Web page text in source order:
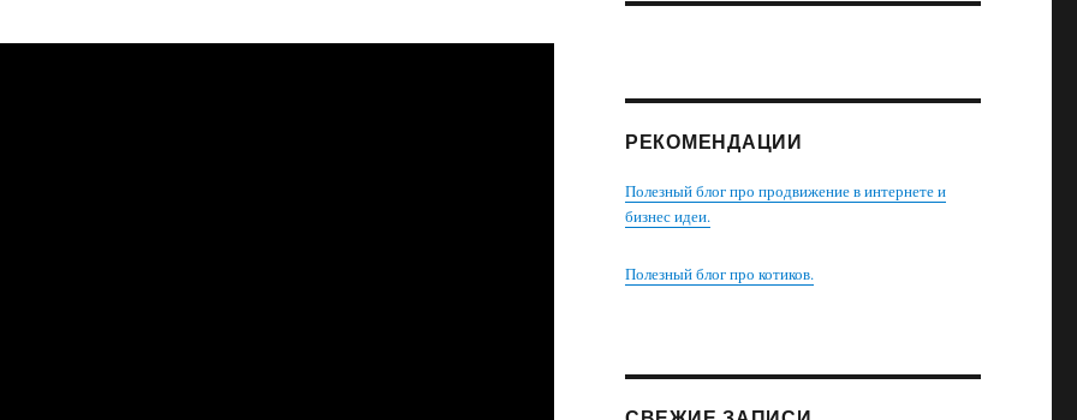
РЕКОМЕНДАЦИИ
Полезный блог про продвижение в интернете и
бизнес идеи.
Полезный блог про котиков.